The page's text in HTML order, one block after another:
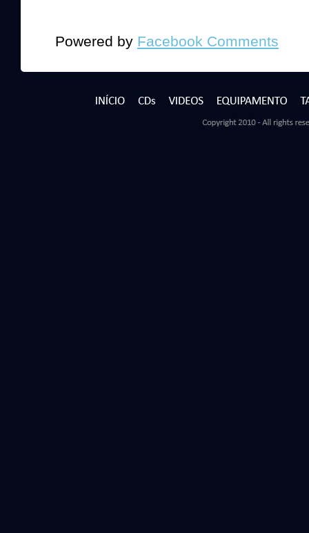
Powered by Facebook Comments